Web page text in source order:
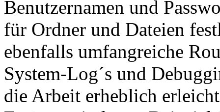
Benutzernamen und
für Ordner und Dateien
ebenfalls umfangreiche
System-Log´s und
die Arbeit erheblich